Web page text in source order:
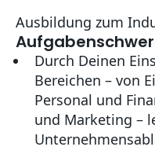
Ausbildung zum
Durch Deinen
Bereichen – von
Personal und
und Marketing –